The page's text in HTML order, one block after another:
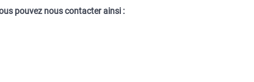
pouvez nous contacter ainsi :